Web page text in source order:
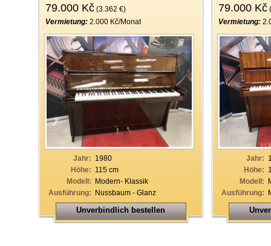
29
30
31
32
33
35
39
40
79.000 Kč (3.362 €)
Vermietung: 2.000 Kč/Monat
Jahr: 1980
Höhe: 115 cm
Modell: Modern- Klassik
Ausführung: Nussbaum - Glanz
Unverbindlich bestellen
79.000 Kč
Vermietung:
Jahr:
Höhe:
Modell:
Ausführung: